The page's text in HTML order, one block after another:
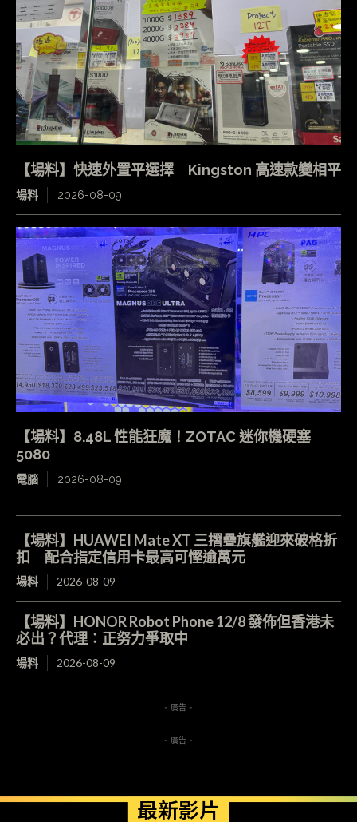
【場料】快速外置平選擇 Kingston 高速款變相平
場料 2026-08-09
【場料】8.48L 性能狂魔！ZOTAC 迷你機硬塞
5080
電腦 2026-08-09
【場料】HUAWEI Mate XT 三摺疊旗艦迎來破格折
扣 配合指定信用卡最高可慳逾萬元
場料 2026-08-09
【場料】HONOR Robot Phone 12/8 發佈但香港未
必出？代理：正努力爭取中
場料 2026-08-09
- 廣告 -
- 廣告 -
最新影片